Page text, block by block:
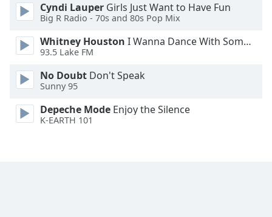
Opacity
Caption
Background
Color
Opacity
Cyndi Lauper Girls Just Want to Have Fun
Big R Radio - 70s and 80s Pop Mix
Whitney Houston I Wanna Dance With Somebody
93.5 Lake FM
No Doubt Don't Speak
Sunny 95
Depeche Mode Enjoy the Silence
K-EARTH 101